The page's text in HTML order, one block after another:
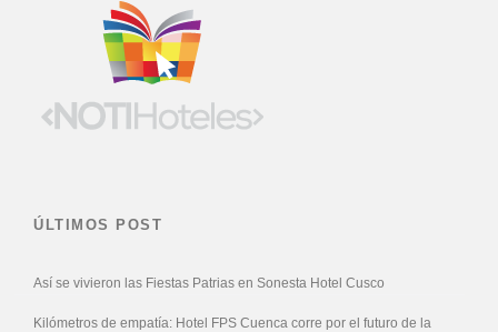
ÚLTIMOS POST
Así se vivieron las Fiestas Patrias en Sonesta Hotel Cusco
Kilómetros de empatía: Hotel FPS Cuenca corre por el futuro de la